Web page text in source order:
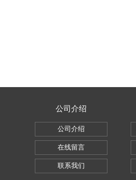
公司介绍
公司介绍
在线留言
联系我们